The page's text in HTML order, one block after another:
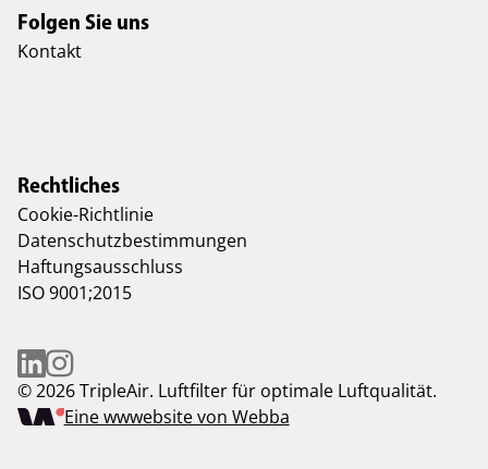
Folgen Sie uns
Kontakt
Rechtliches
Cookie-Richtlinie
Datenschutzbestimmungen
Haftungsausschluss
ISO 9001;2015
Eine wwwebsite von Webba
© 2026 TripleAir. Luftfilter für optimale Luftqualität.